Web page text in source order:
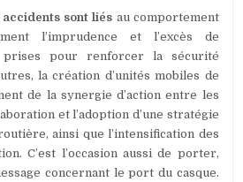
accidents sont liés au comportement
l’imprudence et l’excès de
prises pour renforcer la sécurité
la création d’unités mobiles de
de la synergie d’action entre les
et l’adoption d’une stratégie
ainsi que l’intensification des
C’est l’occasion aussi de porter,
concernant le port du casque.